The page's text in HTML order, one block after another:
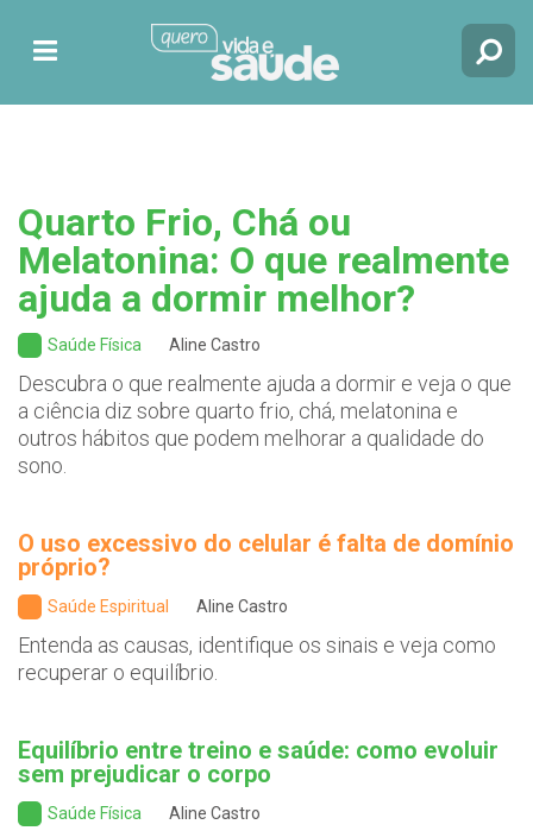
Quarto Frio, Chá ou
Melatonina: O que realmente
ajuda a dormir melhor?
Saúde Física Aline Castro
Descubra o que realmente ajuda a dormir e veja o que
a ciência diz sobre quarto frio, chá, melatonina e
outros hábitos que podem melhorar a qualidade do
sono.
O uso excessivo do celular é falta de domínio
próprio?
Saúde Espiritual Aline Castro
Entenda as causas, identifique os sinais e veja como
recuperar o equilíbrio.
Equilíbrio entre treino e saúde: como evoluir
sem prejudicar o corpo
Saúde Física Aline Castro